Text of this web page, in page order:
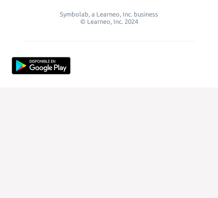
Symbolab, a Learneo, Inc. business
© Learneo, Inc. 2024